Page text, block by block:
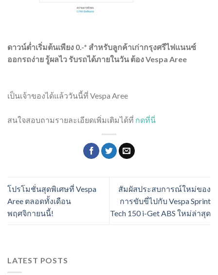
ดาวน์ต่ำเริ่มต้นเพียง 0.-* สำหรับลูกค้าเก่ากรุงศรีไฟแนนซ์
ออกรถง่าย รู้ผลไว รับรถได้ภายในวัน ต้อง Vespa Aree
เป็นเจ้าของได้แล้ววันนี้ที่ Vespa Aree
สนใจสอบถามรายละเอียดเพิ่มเติมได้ที่ กดที่นี่
โปรโมชั่นสุดพิเศษที่ Vespa
Aree ตลอดทั้งเดือน
พฤศจิกายนนี้!
สัมผัสประสบการณ์ใหม่ของ
การขับขี่ไปกับ Vespa Sprint
Tech 150 i-Get ABS ใหม่ล่าสุด
LATEST POSTS